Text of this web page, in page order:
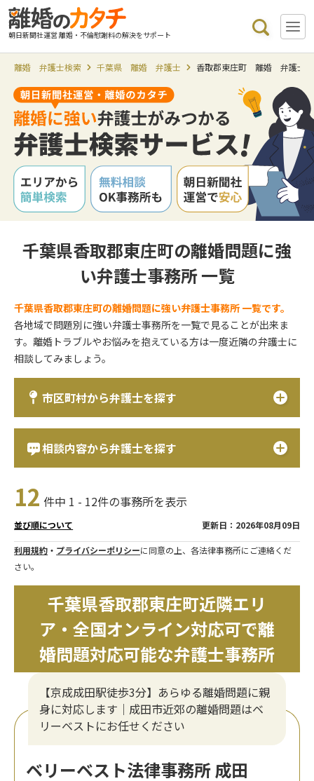
朝日新聞社運営 離婚・不倫慰謝料の解決をサポート
離婚 弁護士検索 千葉県 離婚 弁護士 香取郡東庄町 離婚 弁護士
千葉県香取郡東庄町の離婚問題に強
い弁護士事務所 一覧
千葉県香取郡東庄町の離婚問題に強い弁護士事務所 一覧です。
各地域で問題別に強い弁護士事務所を一覧で見ることが出来ま
す。離婚トラブルやお悩みを抱えている方は一度近隣の弁護士に
相談してみましょう。
市区町村から弁護士を探す
相談内容から弁護士を探す
12 件中 1 - 12件の事務所を表示
並び順について 更新日：2026年08月09日
利用規約 ・ プライバシーポリシーに同意の上、各法律事務所にご連絡くだ
さい。
千葉県香取郡東庄町近隣エリ
ア・全国オンライン対応可で離
婚問題対応可能な弁護士事務所
【京成成田駅徒歩3分】あらゆる離婚問題に親
身に対応します｜成田市近郊の離婚問題はベ
リーベストにお任せください
ベリーベスト法律事務所 成田